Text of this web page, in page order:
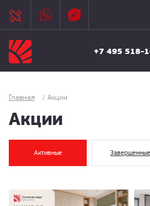
+7 495 518-
Главная / Акции
Акции
Активные Завершенные